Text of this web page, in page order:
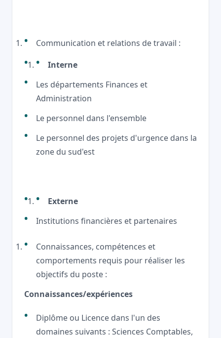
Communication et relations de travail :
Interne
Les départements Finances et
Administration
Le personnel dans l'ensemble
Le personnel des projets d'urgence dans la
zone du sud'est
Externe
Institutions financières et partenaires
Connaissances, compétences et
comportements requis pour réaliser les
objectifs du poste :
Connaissances/expériences
Diplôme ou Licence dans l'un des
domaines suivants : Sciences Comptables,